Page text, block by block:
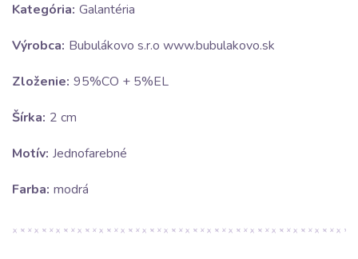
Kategória: Galantéria
Výrobca: Bubulákovo s.r.o www.bubulakovo.sk
Zloženie: 95%CO + 5%EL
Šírka: 2 cm
Motív: Jednofarebné
Farba: modrá